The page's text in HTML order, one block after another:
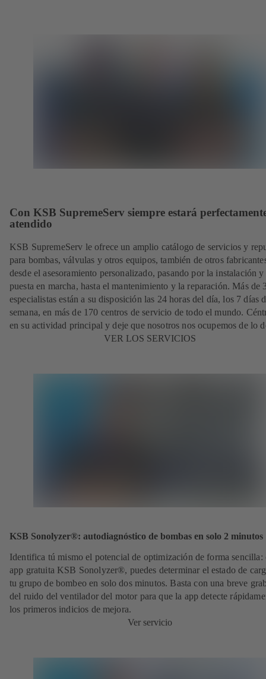
Con KSB SupremeServ siempre estará
atendido
KSB SupremeServ le ofrece un amplio catálogo de servicios y
para bombas, válvulas y otros equipos, también de otros
desde el asesoramiento personalizado, pasando por la instalación y
puesta en marcha, hasta el mantenimiento y la reparación. Más de
especialistas están a su disposición las 24 horas del día, los 7 días
semana, en más de 170 centros de servicio de todo el mundo.
en su actividad principal y deje que nosotros nos ocupemos de lo
VER LOS SERVICIOS
KSB Sonolyzer®: autodiagnóstico de bombas en solo 2 minutos
Identifica tú mismo el potencial de optimización de forma sencilla:
app gratuita KSB Sonolyzer®, puedes determinar el estado de
tu grupo de bombeo en solo dos minutos. Basta con una breve
del ruido del ventilador del motor para que la app detecte
los primeros indicios de mejora.
Ver servicio